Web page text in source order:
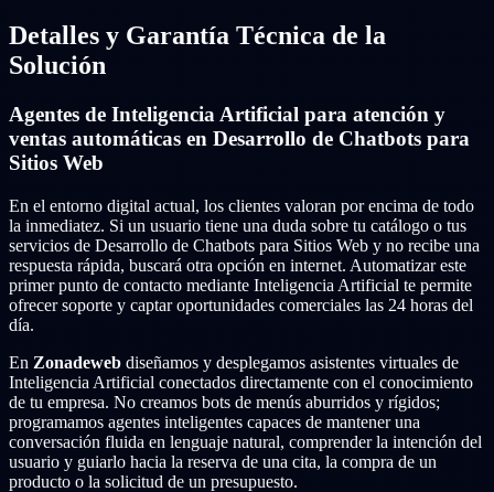
Detalles y Garantía Técnica de la
Solución
Agentes de Inteligencia Artificial para atención y
ventas automáticas en Desarrollo de Chatbots para
Sitios Web
En el entorno digital actual, los clientes valoran por encima de todo
la inmediatez. Si un usuario tiene una duda sobre tu catálogo o tus
servicios de Desarrollo de Chatbots para Sitios Web y no recibe una
respuesta rápida, buscará otra opción en internet. Automatizar este
primer punto de contacto mediante Inteligencia Artificial te permite
ofrecer soporte y captar oportunidades comerciales las 24 horas del
día.
En Zonadeweb diseñamos y desplegamos asistentes virtuales de
Inteligencia Artificial conectados directamente con el conocimiento
de tu empresa. No creamos bots de menús aburridos y rígidos;
programamos agentes inteligentes capaces de mantener una
conversación fluida en lenguaje natural, comprender la intención del
usuario y guiarlo hacia la reserva de una cita, la compra de un
producto o la solicitud de un presupuesto.